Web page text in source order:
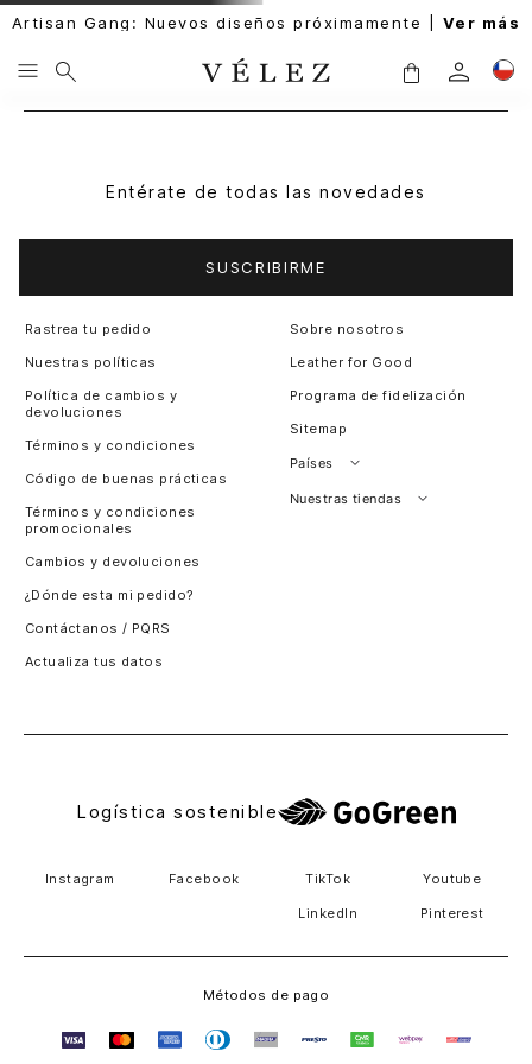
Artisan Gang: Nuevos diseños próximamente | Ver más
Entérate de todas las novedades
SUSCRIBIRME
Rastrea tu pedido
Nuestras políticas
Política de cambios y
devoluciones
Términos y condiciones
Código de buenas prácticas
Términos y condiciones
promocionales
Cambios y devoluciones
¿Dónde esta mi pedido?
Contáctanos / PQRS
Actualiza tus datos
Sobre nosotros
Leather for Good
Programa de fidelización
Sitemap
Países
Perú
Nuestras tiendas
Logística sostenible
Instagram Facebook TikTok Youtube
LinkedIn Pinterest
Métodos de pago